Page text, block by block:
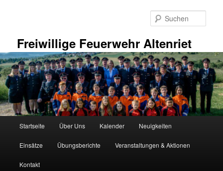
Freiwillige Feuerwehr Altenriet
Startseite Über Uns Kalender Neuigkeiten
Einsätze Übungsberichte Veranstaltungen & Aktionen
Kontakt